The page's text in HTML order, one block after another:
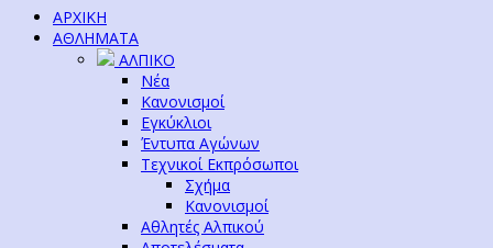
ΑΡΧΙΚΗ
ΑΘΛΗΜΑΤΑ
ΑΛΠΙΚΟ
Νέα
Κανονισμοί
Εγκύκλιοι
Έντυπα Αγώνων
Τεχνικοί Εκπρόσωποι
Σχήμα
Κανονισμοί
Αθλητές Αλπικού